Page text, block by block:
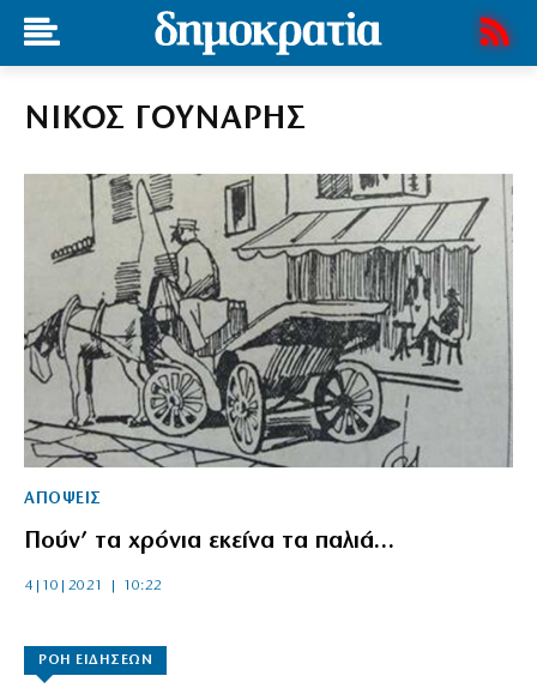
ΝΙΚΟΣ ΓΟΥΝΑΡΗΣ
ΑΠΟΨΕΙΣ
Πούν’ τα χρόνια εκείνα τα παλιά…
4|10|2021 | 10:22
ΡΟΗ ΕΙΔΗΣΕΩΝ